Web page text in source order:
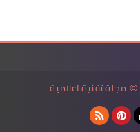
© مجلة تقنية اعلامية